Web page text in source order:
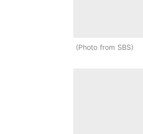
Photo from SBS